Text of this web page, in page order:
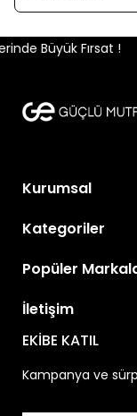
Büyük Fırsat !
Kurumsal
Kategoriler
Popüler
İletişim
EKİBE KATIL
Kampanya ve